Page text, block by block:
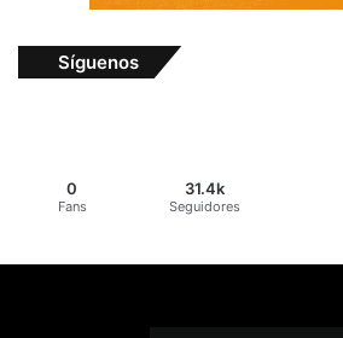
Síguenos
0
Fans
31.4k
Seguidores